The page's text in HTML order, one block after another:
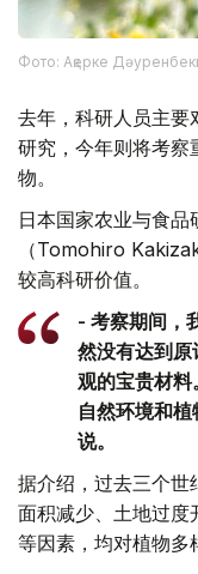
Фото: Ақерке
去年，科研人员主要
研究，今年则将考察
物。
日本国家农业与食
（Tomohiro
较高科研价值。
- 考察期间，
然没有达到
观的宝贵材
自然环境和
说。
据介绍，过去三个
面积减少、土地过度
等因素，均对植物多